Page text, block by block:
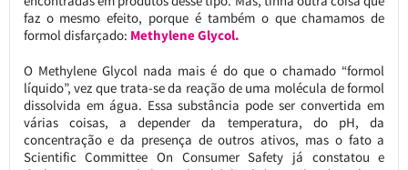
faz o mesmo efeito, porque é também o que chamamos de
formol disfarçado: Methylene Glycol.
O Methylene Glycol nada mais é do que o chamado “formol
líquido”, vez que trata-se da reação de uma molécula de formol
dissolvida em água. Essa substância pode ser convertida em
várias coisas, a depender da temperatura, do pH, da
concentração e da presença de outros ativos, mas o fato a
Scientific Committee On Consumer Safety já constatou e